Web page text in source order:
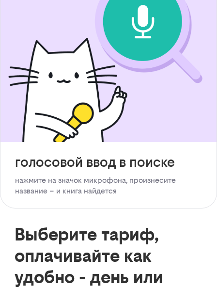
голосовой ввод в поиске
нажмите на значок микрофона, произнесите
название – и книга найдется
Выберите тариф,
оплачивайте как
удобно - день или